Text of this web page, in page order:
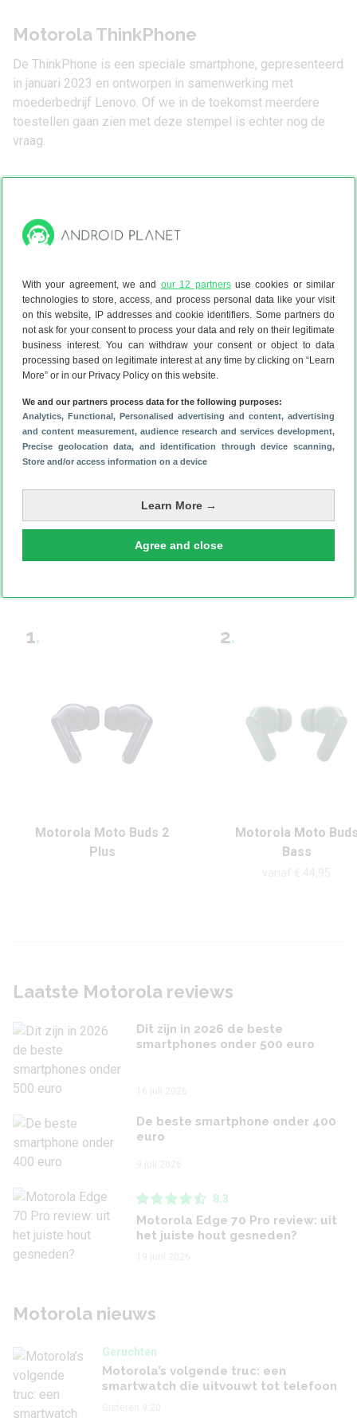
With your agreement, we and our 12 partnersuse cookies or similar
technologies to store, access, and process personal data like your visit
on this website, IP addresses and cookie identifiers. Some partners do
not ask for your consent to process your data and rely on their legitimate
business interest. You can withdraw your consent or object to data
processing based on legitimate interest at any time by clicking on “Learn
More” or in our Privacy Policy on this website.
We and our partners process data for the following purposes:
Analytics, Functional, Personalised advertising and content, advertising
and content measurement, audience research and services development,
Precise geolocation data, and identification through device scanning,
Store and/or access information on a device
Learn More →
Agree and close
Motorola ThinkPhone
De ThinkPhone is een speciale smartphone, gepresenteerd
in januari 2023 en ontworpen in samenwerking met
moederbedrijf Lenovo. Of we in de toekomst meerdere
toestellen gaan zien met deze stempel is echter nog de
vraag.
vanaf € 421,20 vanaf € 479,74
Motorola brengt niet alleen smartphones uit, maar heeft
bijvoorbeeld ook diverse smartwatches en zelfs draadloze
oordopjes in het assortiment. Deze zijn vaak voorzien van
diverse handige functies, zonder een bijbehorend hoog
1.
Motorola Moto Buds 2
Plus
2.
Motorola Moto
Bass
Laatste Motorola reviews
Dit zijn in 2026 de beste
smartphones onder 500 euro
De beste smartphone onder 400
euro
8.3
Motorola Edge 70 Pro review: uit
het juiste hout gesneden?
Motorola nieuws
Geruchten
Motorola’s volgende truc: een
smartwatch die uitvouwt tot telefoon